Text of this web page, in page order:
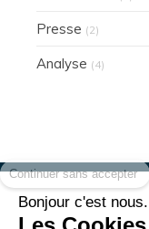
Presse (2)
Analyse (4)
Bonjour c'est